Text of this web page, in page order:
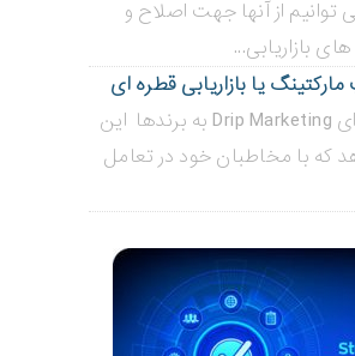
توانیم از آنها جهت اصلاح و
بازاریابی...
یا بازاریابی قطره ای
بازاریابی قطره ای Drip Marketing به برندها این
که با مخاطبان خود در تعامل